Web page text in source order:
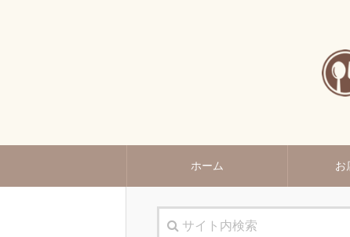
ホーム お